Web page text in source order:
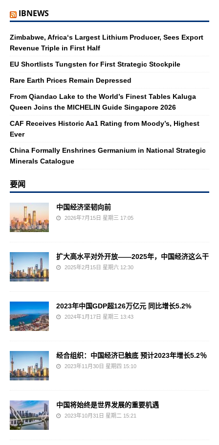
IBNEWS
Zimbabwe, Africa‘s Largest Lithium Producer, Sees Export
Revenue Triple in First Half
EU Shortlists Tungsten for First Strategic Stockpile
Rare Earth Prices Remain Depressed
From Qiandao Lake to the World’s Finest Tables Kaluga
Queen Joins the MICHELIN Guide Singapore 2026
CAF Receives Historic Aa1 Rating from Moody’s, Highest
Ever
China Formally Enshrines Germanium in National Strategic
Minerals Catalogue
要闻
中国经济坚韧向前
2026年7月15日 星期三 17:05
扩大高水平对外开放——2025年，中国经济这么干
2025年2月15日 星期六 12:30
2023年中国GDP超126万亿元 同比增长5.2%
2024年1月17日 星期三 13:43
经合组织：中国经济已触底 预计2023年增长5.2％
2023年11月30日 星期四 15:10
中国将始终是世界发展的重要机遇
2023年10月31日 星期二 15:21